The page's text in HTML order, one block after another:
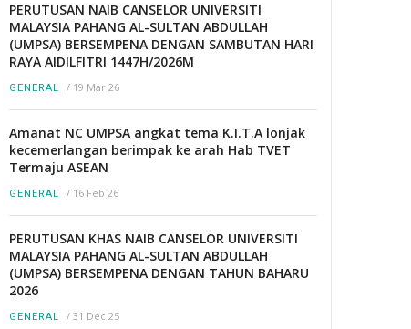
PERUTUSAN NAIB CANSELOR UNIVERSITI
MALAYSIA PAHANG AL-SULTAN ABDULLAH
(UMPSA) BERSEMPENA DENGAN SAMBUTAN HARI
RAYA AIDILFITRI 1447H/2026M
GENERAL / 19 Mar 26
Amanat NC UMPSA angkat tema K.I.T.A lonjak
kecemerlangan berimpak ke arah Hab TVET
Termaju ASEAN
GENERAL / 16 Feb 26
PERUTUSAN KHAS NAIB CANSELOR UNIVERSITI
MALAYSIA PAHANG AL-SULTAN ABDULLAH
(UMPSA) BERSEMPENA DENGAN TAHUN BAHARU
2026
GENERAL / 31 Dec 25